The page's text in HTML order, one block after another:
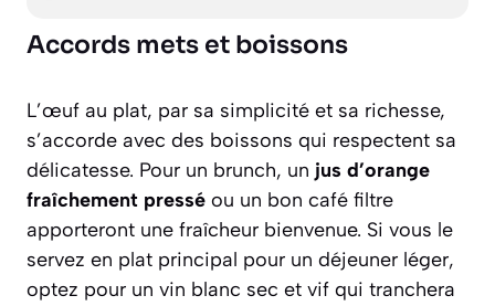
Accords mets et boissons
L’œuf au plat, par sa simplicité et sa richesse,
s’accorde avec des boissons qui respectent sa
délicatesse. Pour un brunch, un jus d’orange
fraîchement pressé ou un bon café filtre
apporteront une fraîcheur bienvenue. Si vous le
servez en plat principal pour un déjeuner léger,
optez pour un vin blanc sec et vif qui tranchera